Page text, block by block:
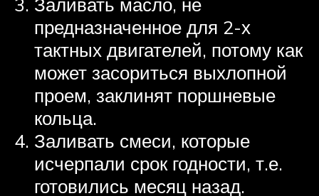
предназначенное для 2-х
тактных двигателей, потому как
может засориться выхлопной
проем, заклинят поршневые
кольца.
Заливать смеси, которые
исчерпали срок годности, т.е.
готовились месяц назад.